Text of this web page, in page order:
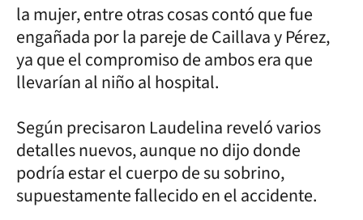
la mujer, entre otras cosas contó que fue
engañada por la pareje de Caillava y Pérez,
ya que el compromiso de ambos era que
llevarían al niño al hospital.
Según precisaron Laudelina reveló varios
detalles nuevos, aunque no dijo donde
podría estar el cuerpo de su sobrino,
supuestamente fallecido en el accidente.